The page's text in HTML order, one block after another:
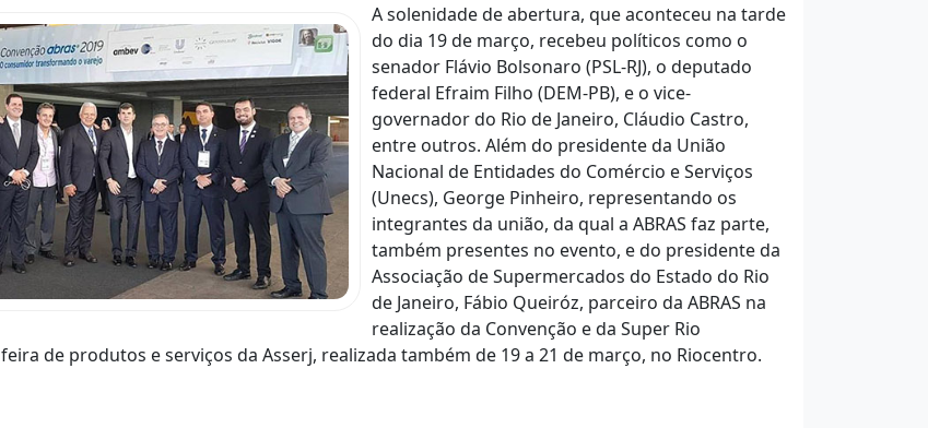
A solenidade de abertura, que aconteceu na tarde
do dia 19 de março, recebeu políticos como o
senador Flávio Bolsonaro (PSL-RJ), o deputado
federal Efraim Filho (DEM-PB), e o vice-
governador do Rio de Janeiro, Cláudio Castro,
entre outros. Além do presidente da União
Nacional de Entidades do Comércio e Serviços
(Unecs), George Pinheiro, representando os
integrantes da união, da qual a ABRAS faz parte,
também presentes no evento, e do presidente da
Associação de Supermercados do Estado do Rio
de Janeiro, Fábio Queiróz, parceiro da ABRAS na
realização da Convenção e da Super Rio
de produtos e serviços da Asserj, realizada também de 19 a 21 de março, no Riocentro.